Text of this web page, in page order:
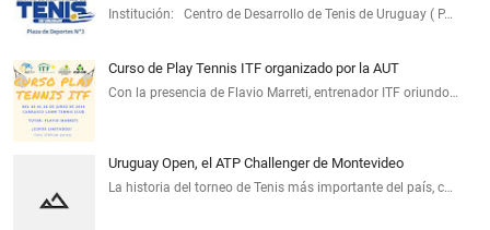
Institución: Centro de Desarrollo de Tenis de Uruguay ( P…
Curso de Play Tennis ITF organizado por la AUT
Con la presencia de Flavio Marreti, entrenador ITF oriundo…
Uruguay Open, el ATP Challenger de Montevideo
La historia del torneo de Tenis más importante del país, c…